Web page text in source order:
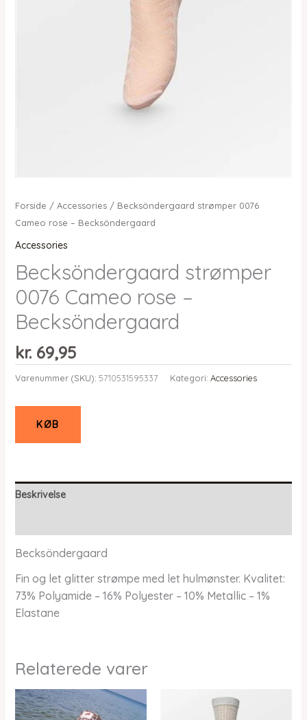
Forside / Accessories/ Becksöndergaard strømper 0076
Cameo rose – Becksöndergaard
Accessories
Becksöndergaard strømper
0076 Cameo rose –
Becksöndergaard
kr.69,95
Varenummer (SKU): 5710531595337 Kategori: Accessories
KØB
Beskrivelse
Becksöndergaard
Fin og let glitter strømpe med let hulmønster. Kvalitet:
73% Polyamide – 16% Polyester – 10% Metallic – 1%
Elastane
Relaterede varer